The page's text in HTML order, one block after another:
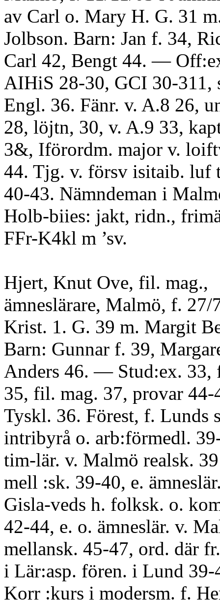
av Carl o. Mary H. G. 31
Jolbson. Barn: Jan f. 34,
Carl 42, Bengt 44. —
AIHiS 28-30, GCI 30-311,
Engl. 36. Fänr. v. A.8 26,
28, löjtn, 30, v. A.9 33,
3&, Iförordm. major v.
44. Tjg. v. försv isitaib. luf
40-43. Nämndeman i
Holb-biies: jakt, ridn.,
FFr-K4kl m ’sv.
Hjert, Knut Ove, fil. mag.,
ämneslärare, Malmö, f. 27/
Krist. 1. G. 39 m. Margit
Barn: Gunnar f. 39,
Anders 46. — Stud:ex. 33,
35, fil. mag. 37, provar 44-
Tyskl. 36. Förest, f. Lunds
intribyrå o. arb:förmedl.
tim-lär. v. Malmö realsk.
mell :sk. 39-40, e.
Gisla-veds h. folksk. o.
42-44, e. o. ämneslär. v.
mellansk. 45-47, ord. där
i Lär:asp. fören. i Lund 39-
Korr :kurs i modersm. f.